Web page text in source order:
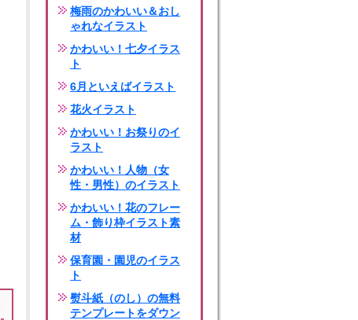
梅雨のかわいい＆おし
ゃれなイラスト
かわいい！七夕イラス
ト
6月といえばイラスト
花火イラスト
かわいい！お祭りのイ
ラスト
かわいい！人物（女
性・男性）のイラスト
かわいい！花のフレー
ム・飾り枠イラスト素
材
保育園・園児のイラス
ト
熨斗紙（のし）の無料
テンプレートをダウン